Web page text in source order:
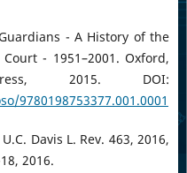
Guardians - A History of the
- 1951–2001. Oxford,
2015. DOI:
9780198753377.001.0001
Davis L. Rev. 463, 2016,
2016.